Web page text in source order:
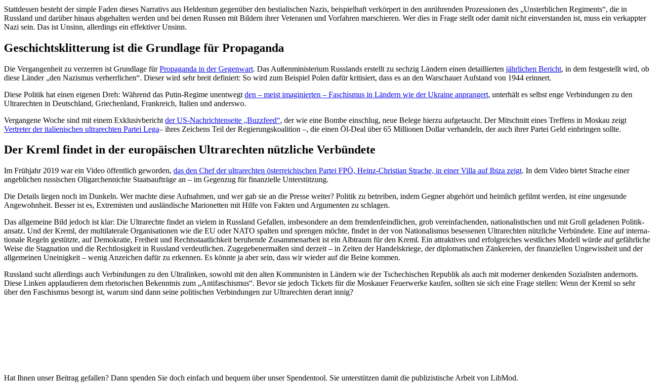
Statt­dessen besteht der simple Faden dieses Narrativs aus Heldentum gegenüber den bestia­li­schen Nazis, beispielhaft verkörpert in den anrüh­renden Prozes­sionen des „Unsterb­lichen Regiments“, die in
Russland und darüber hinaus abgehalten werden und bei denen Russen mit Bildern ihrer Veteranen und Vorfahren marschieren. Wer dies in Frage stellt oder damit nicht einver­standen ist, muss ein verkappter
Nazi sein. Das ist Unsinn, aller­dings ein effek­tiver Unsinn.
Geschichts­klit­terung ist die Grundlage für Propaganda
Die Vergan­genheit zu verzerren ist Grundlage fürPropa­ganda in der Gegenwart. Das Außen­mi­nis­terium Russlands erstellt zu sechzig Ländern einen detail­lierten jährlichen Bericht, in dem festge­stellt wird, ob
diese Länder „den Nazismus verherr­lichen“. Dieser wird sehr breit definiert: So wird zum Beispiel Polen dafür kriti­siert, dass es an den Warschauer Aufstand von 1944 erinnert.
Diese Politik hat einen eigenen Dreh: Während das Putin-Regime unentwegt den – meist imagi­nierten – Faschismus in Ländern wie der Ukraine anprangert, unterhält es selbst enge Verbin­dungen zu den
Ultra­rechten in Deutschland, Griechenland, Frank­reich, Italien und anderswo.
Vergangene Woche sind mit einem Exklu­siv­be­richt der US-Nachrich­ten­seite „Buzzfeed“, der wie eine Bombe einschlug, neue Belege hierzu aufge­taucht. Der Mitschnitt eines Treffens in Moskau zeigt
Vertreter der italie­ni­schen ultra­rechten Partei Lega– ihres Zeichens Teil der Regie­rungs­ko­alition –, die einen Öl-Deal über 65 Millionen Dollar verhandeln, der auch ihrer Partei Geld einbringen sollte.
Der Kreml findet in der europäi­schen Ultra­rechten nützliche Verbündete
Im Frühjahr 2019 war ein Video öffentlich geworden, das den Chef der ultra­rechten öster­rei­chi­schen Partei FPÖ, Heinz-Christian Strache, in einer Villa auf Ibiza zeigt. In dem Video bietet Strache einer
angeb­lichen russi­schen Oligar­chen­nichte Staats­auf­träge an – im Gegenzug für finan­zielle Unterstützung.
Die Details liegen noch im Dunkeln. Wer machte diese Aufnahmen, und wer gab sie an die Presse weiter? Politik zu betreiben, indem Gegner abgehört und heimlich gefilmt werden, ist eine ungesunde
Angewohnheit. Besser ist es, Extre­misten und auslän­dische Mario­netten mit Hilfe von Fakten und Argumenten zu schlagen.
Das allge­meine Bild jedoch ist klar: Die Ultra­rechte findet an vielem in Russland Gefallen, insbe­sondere an dem fremden­feind­lichen, grob verein­fa­chenden, natio­na­lis­ti­schen und mit Groll geladenen Politik­
ansatz. Und der Kreml, der multi­la­terale Organi­sa­tionen wie die EU oder NATO spalten und sprengen möchte, findet in der von Natio­na­lismus beses­senen Ultra­rechten nützliche Verbündete. Eine auf inter­na­
tionale Regeln gestützte, auf Demokratie, Freiheit und Rechts­staat­lichkeit beruhende Zusam­men­arbeit ist ein Albtraum für den Kreml. Ein attrak­tives und erfolg­reiches westliches Modell würde auf gefähr­liche
Weise die Stagnation und die Recht­lo­sigkeit in Russland verdeut­lichen. Zugege­be­ner­maßen sind derzeit – in Zeiten der Handels­kriege, der diplo­ma­ti­schen Zänke­reien, der finan­zi­ellen Ungewissheit und der
allge­meinen Uneinigkeit – wenig Anzeichen dafür zu erkennen. Es könnte ja aber sein, dass wir wieder auf die Beine kommen.
Russland sucht aller­dings auch Verbin­dungen zu den Ultra­linken, sowohl mit den alten Kommu­nisten in Ländern wie der Tsche­chi­schen Republik als auch mit moderner denkenden Sozia­listen andernorts.
Diese Linken applau­dieren dem rheto­ri­schen Bekenntnis zum „Antifa­schismus“. Bevor sie jedoch Tickets für die Moskauer Feuer­werke kaufen, sollten sie sich eine Frage stellen: Wenn der Kreml so sehr
über den Faschismus besorgt ist, warum sind dann seine politi­schen Verbin­dungen zur Ultra­rechten derart innig?
Hat Ihnen unser Beitrag gefallen? Dann spenden Sie doch einfach und bequem über unser Spendentool. Sie unter­stützen damit die publi­zis­tische Arbeit von LibMod.